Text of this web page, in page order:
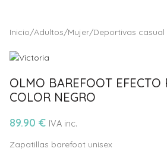
Inicio/Adultos/Mujer/Deportivas casual
OLMO BAREFOOT EFECTO
COLOR NEGRO
89.90 € IVA inc.
Zapatillas barefoot unisex